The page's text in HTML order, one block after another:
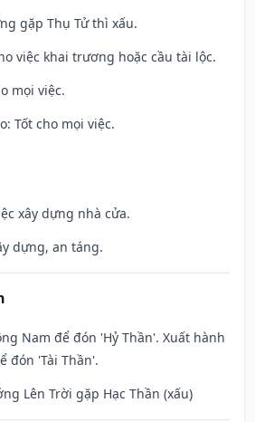
gặp Thụ Tử thì xấu.
việc khai trương hoặc cầu tài lộc.
mọi việc.
Tốt cho mọi việc.
xây dựng nhà cửa.
dựng, an táng.
Nam để đón 'Hỷ Thần'. Xuất hành
đón 'Tài Thần'.
Lên Trời gặp Hạc Thần (xấu)